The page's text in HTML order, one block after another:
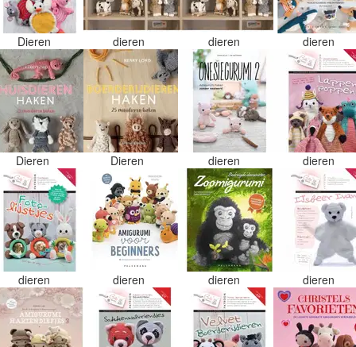
Dieren dieren dieren dieren
Dieren Dieren dieren dieren
dieren dieren dieren dieren